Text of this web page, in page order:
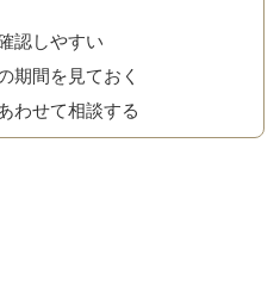
認しやすい
期間を見ておく
わせて相談する